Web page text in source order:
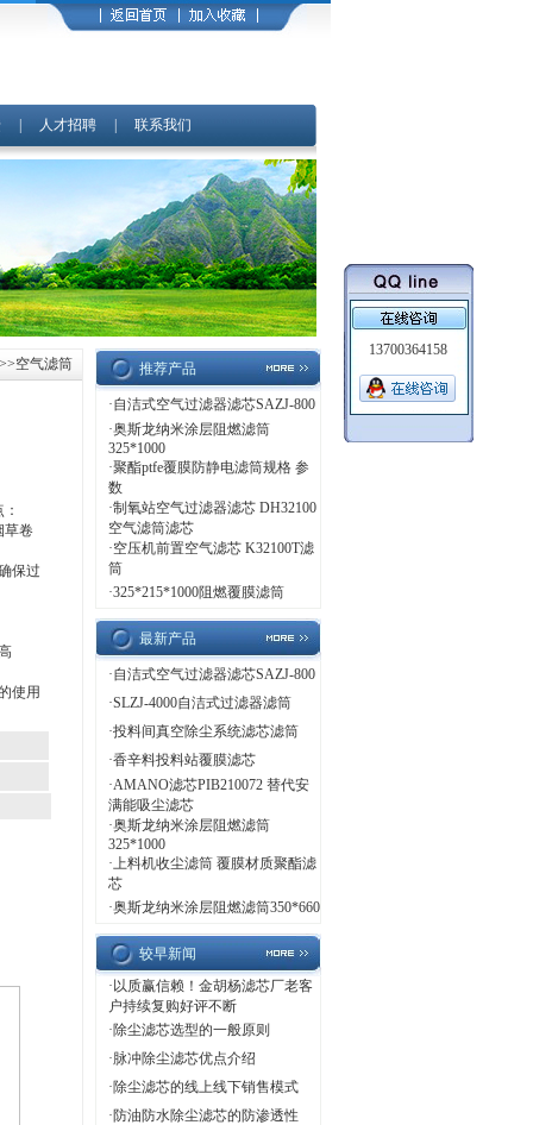
人才招聘 联系我们
空气滤筒
草卷
保过
使用
推荐产品
·自洁式空气过滤器滤芯SAZJ-800
·奥斯龙纳米涂层阻燃滤筒
325*1000
·聚酯ptfe覆膜防静电滤筒规格 参
数
·制氧站空气过滤器滤芯 DH32100
空气滤筒滤芯
·空压机前置空气滤芯 K32100T滤
筒
·325*215*1000阻燃覆膜滤筒
最新产品
·自洁式空气过滤器滤芯SAZJ-800
·SLZJ-4000自洁式过滤器滤筒
·投料间真空除尘系统滤芯滤筒
·香辛料投料站覆膜滤芯
·AMANO滤芯PIB210072 替代安
满能吸尘滤芯
·奥斯龙纳米涂层阻燃滤筒
325*1000
·上料机收尘滤筒 覆膜材质聚酯滤
芯
·奥斯龙纳米涂层阻燃滤筒350*660
较早新闻
· 以质赢信赖！金胡杨滤芯厂老客
户持续复购好评不断
·除尘滤芯选型的一般原则
· 脉冲除尘滤芯优点介绍
·除尘滤芯的线上线下销售模式
·防油防水除尘滤芯的防渗透性
13700364158